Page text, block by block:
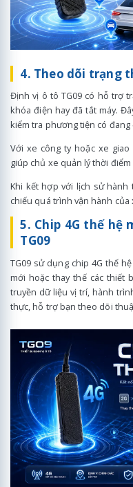
4. Theo dõi trạng
Định vị ô tô TG09 có hỗ trợ
khóa điện hay đã tắt máy.
kiểm tra phương tiện có
Với xe công ty hoặc xe
giúp chủ xe quản lý thời
Khi kết hợp với lịch sử
chiếu quá trình vận hành của
5. Chip 4G thế hệ
TG09
TG09 sử dụng chip 4G thế
mới hoặc thay thế các thiết
truyền dữ liệu vị trí, hành
thực, hỗ trợ bạn theo dõi